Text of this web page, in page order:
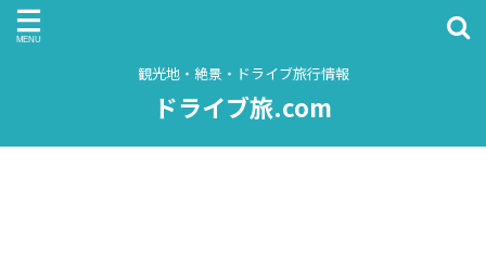
観光地・絶景・ドライブ旅行情報
ドライブ旅.com